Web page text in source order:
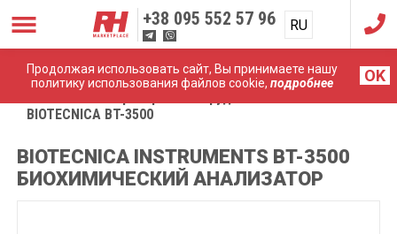
Продолжая использовать сайт, Вы принимаете нашу
политику использования файлов cookie, подробнее OK
+38 095 552 57 96 RU
UA
BIOTECNICA BT-3500
BIOTECNICA INSTRUMENTS BT-3500
БИОХИМИЧЕСКИЙ АНАЛИЗАТОР